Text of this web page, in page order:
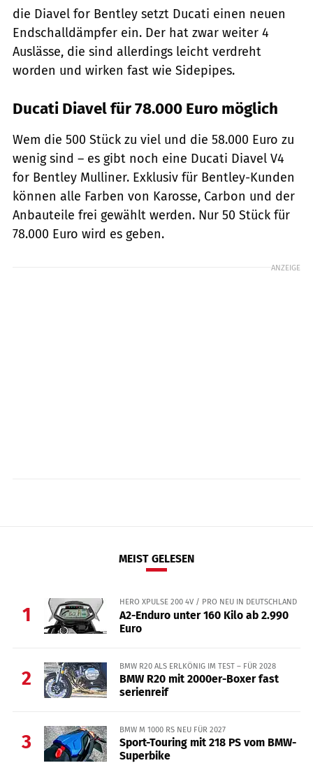
die Diavel for Bentley setzt Ducati einen neuen
Endschalldämpfer ein. Der hat zwar weiter 4
Auslässe, die sind allerdings leicht verdreht
worden und wirken fast wie Sidepipes.
Ducati Diavel für 78.000 Euro möglich
Wem die 500 Stück zu viel und die 58.000 Euro zu
wenig sind – es gibt noch eine Ducati Diavel V4
for Bentley Mulliner. Exklusiv für Bentley-Kunden
können alle Farben von Karosse, Carbon und der
Anbauteile frei gewählt werden. Nur 50 Stück für
78.000 Euro wird es geben.
ANZEIGE
MEIST GELESEN
1
HERO XPULSE 200 4V / PRO NEU IN DEUTSCHLAND
A2-Enduro unter 160 Kilo ab 2.990
Euro
2
BMW R20 ALS ERLKÖNIG IM TEST – FÜR 2028
BMW R20 mit 2000er-Boxer fast
serienreif
3
BMW M 1000 RS NEU FÜR 2027
Sport-Touring mit 218 PS vom BMW-
Superbike